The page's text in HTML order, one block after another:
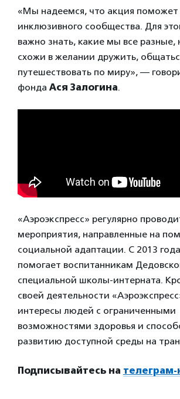
«Мы надеемся, что акция поможет
инклюзивного сообщества. Для
важно знать, какие мы все разные,
схожи в желании дружить,
путешествовать по миру», —
фонда Ася Залогина.
«Аэроэкспресс» регулярно
мероприятия, направленные на
социальной адаптации. С 2013
помогает воспитанникам
специальной школы-интерната.
своей деятельности
интересы людей с ограниченными
возможностями здоровья и
развитию доступной среды на
Подписывайтесь на телеграм-